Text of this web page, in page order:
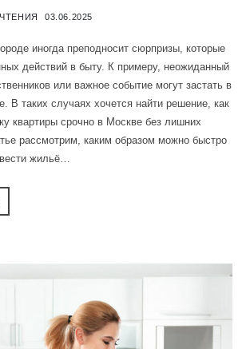
03.06.2025
иногда преподносит сюрпризы, которые
действий в быту. К примеру, неожиданный
или важное событие могут застать в
В таких случаях хочется найти решение, как
квартиры срочно в Москве без лишних
рассмотрим, каким образом можно быстро
жильё…